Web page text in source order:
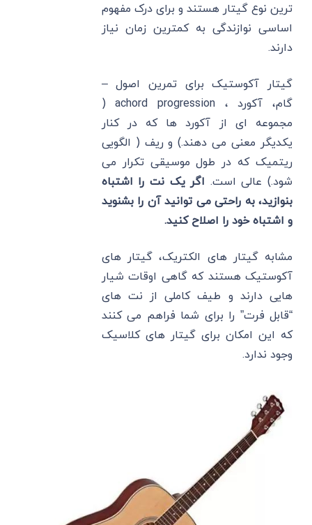
ترین نوع گیتار هستند و برای درک مفهوم
اساسی نوازندگی به کمترین زمان نیاز
دارند.
گیتار آکوستیک برای تمرین اصول –
گام، آکورد ، achord progression (
مجموعه ای از آکورد ها که در کنار
یکدیگر معنی می دهند.) و ریف ( الگویی
ریتمیک که در طول موسیقی تکرار می
شود.) عالی است. اگر یک نت را اشتباه
بنوازید، به راحتی می توانید آن را بشنوید
و اشتباه خود را اصلاح کنید.
مشابه گیتار های الکتریک، گیتار های
آکوستیک هستند که گاهی اوقات شیار
هایی دارند و طیف کاملی از نت های
“قابل فرت” را برای شما فراهم می کنند
که این امکان برای گیتار های کلاسیک
وجود ندارد.